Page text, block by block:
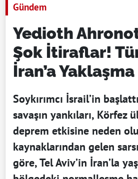
Gündem
Yedioth
Şok İtiraflar!
İran’a Yaklaşma
Soykırımcı İsrail’in
savaşın yankıları, Körfez
deprem etkisine neden
kaynaklarından gelen
göre, Tel Aviv’in İran’la